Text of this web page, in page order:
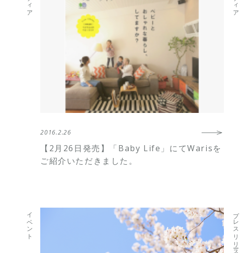
2016.2.26
【2月26日発売】「Baby Life」にてWarisを
ご紹介いただきました。
イベント プレスリリース